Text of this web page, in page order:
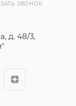
ЗВОНОК
д. 48/3,